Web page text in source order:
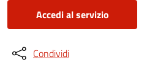
Accedi al servizio
Condividi